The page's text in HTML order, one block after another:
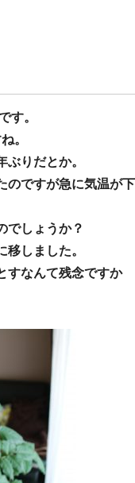
す。
。
ぶりだとか。
のですが急に気温が下
でしょうか？
しました。
すなんて残念ですか